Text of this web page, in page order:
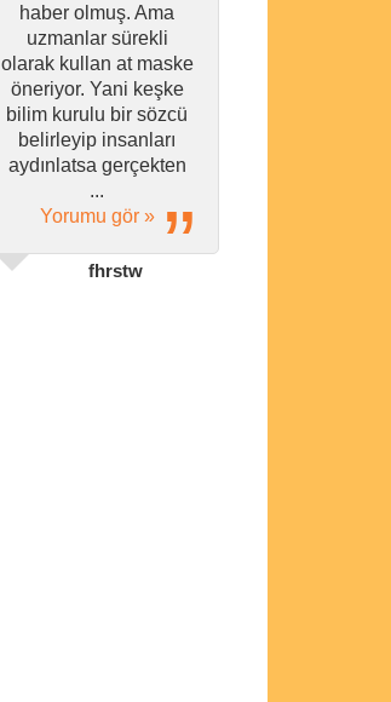
haber olmuş. Ama
uzmanlar sürekli
olarak kullan at maske
öneriyor. Yani keşke
bilim kurulu bir sözcü
belirleyip insanları
aydınlatsa gerçekten
...
Yorumu gör »
fhrstw